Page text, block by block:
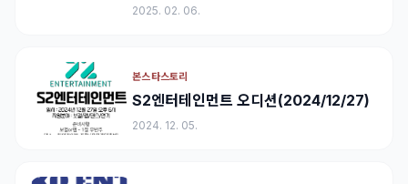
2025. 02. 06.
본스타스토리
S2엔터테인먼트 오디션(2024/12/27)
2024. 12. 05.